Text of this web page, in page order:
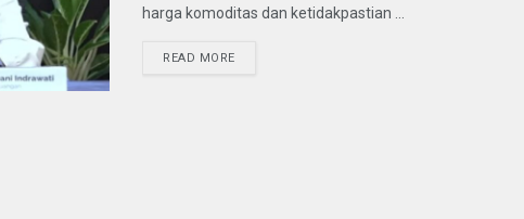
harga komoditas dan ketidakpastian ...
READ MORE